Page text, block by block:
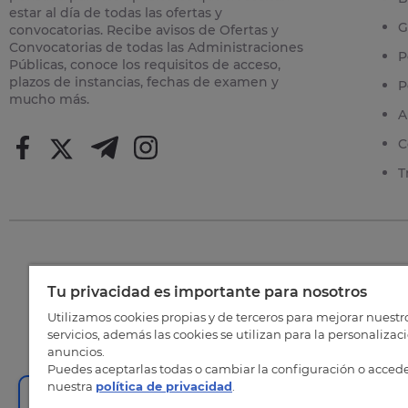
estar al día de todas las ofertas y
convocatorias. Recibe avisos de Ofertas y
Convocatorias de todas las Administraciones
Públicas, conoce los requisitos de acceso,
plazos de instancias, fechas de examen y
mucho más.
Tu privacidad es importante para nosotros
Utilizamos cookies propias y de terceros para mejorar
servicios, además las cookies se utilizan para la
anuncios.
Puedes aceptarlas todas o cambiar la configuración o
nuestra política de privacidad